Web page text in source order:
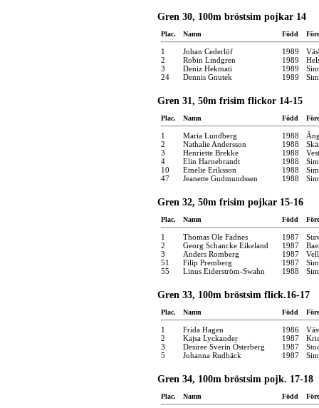
Gren 30, 100m bröstsim pojkar 14
Plac. Namn Född
1 Johan Cederlöf 1989
2
Robin Lindgren 1989
3
Deniz Hekmati 1989
24
Dennis Gnutek 1989
Gren 31, 50m frisim flickor 14-15
Plac. Namn Född
1 Maria Lundberg 1988
2
Nathalie Andersson 1988
3
Henriette Brekke 1988
4
Elin Harnebrandt 1988
10
Emelie Eriksson 1988
47
Jeanette Gudmundssen 1988
Gren 32, 50m frisim pojkar 15-16
Plac. Namn Född
1 Thomas Ole Fadnes 1987
2
Georg Schancke Eikeland 1987
3
Anders Romberg 1987
51
Filip Premberg 1987
55
Linus Eiderström-Swahn 1988
Gren 33, 100m bröstsim flick.16-17
Plac. Namn Född
1 Frida Hagen 1986
2
Kajsa Lyckander 1987
3
Desiree Sverin Österberg 1987
5
Johanna Rudbäck 1987
Gren 34, 100m bröstsim pojk. 17-18
Plac. Namn Född